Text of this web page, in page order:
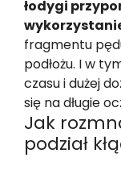
łodygi
fragmentu
podłożu. I w
czasu i dużej
się na długie
Jak
podział